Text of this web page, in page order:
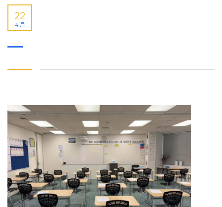
22
4 月